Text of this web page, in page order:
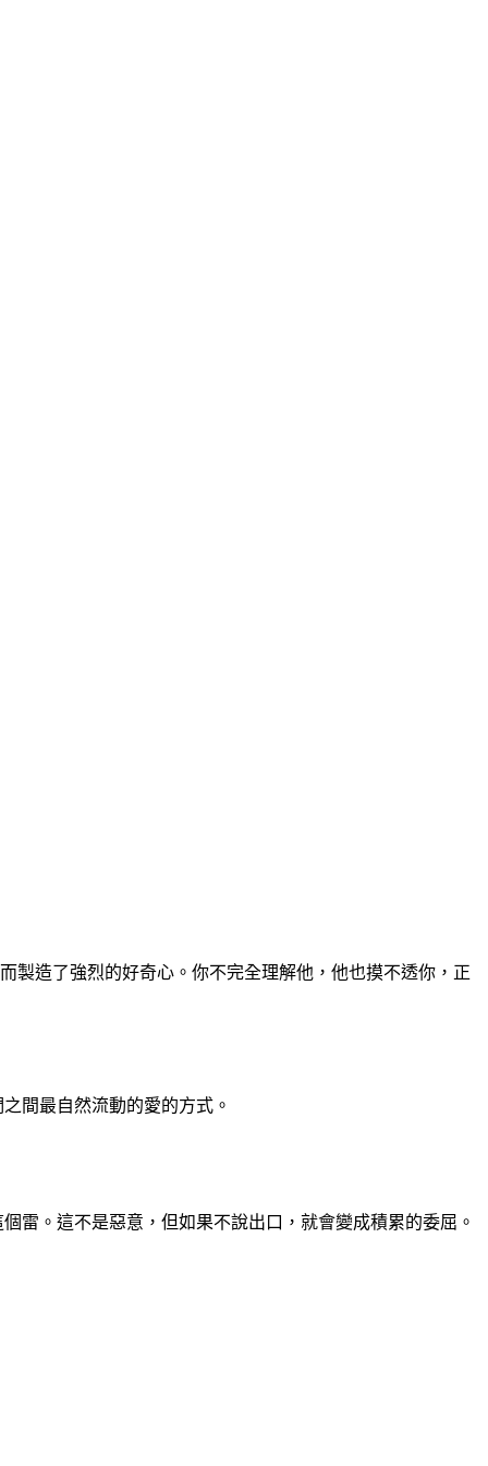
製造了強烈的好奇心。你不完全理解他，他也摸不透你，正
間最自然流動的愛的方式。
。這不是惡意，但如果不說出口，就會變成積累的委屈。